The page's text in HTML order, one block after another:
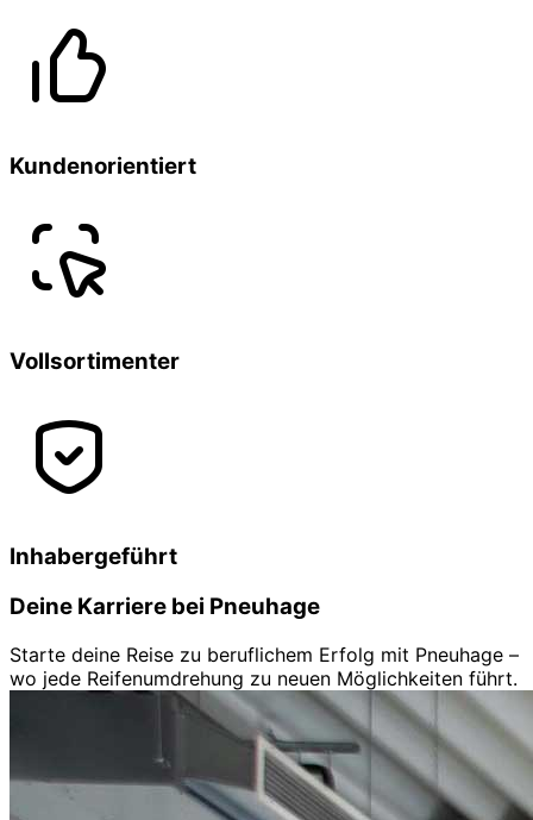
Kundenorientiert
Vollsortimenter
Inhabergeführt
Deine Karriere bei Pneuhage
Starte deine Reise zu beruflichem Erfolg mit Pneuhage –
wo jede Reifenumdrehung zu neuen Möglichkeiten führt.